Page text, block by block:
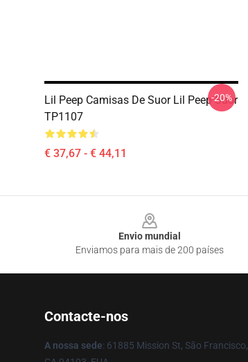
Lil Peep Camisas De Suor Lil Peep Suor
TP1107
€ 37,67 - € 44,11
-20%
Envio mundial
Enviamos para mais de 200 países
Contacte-nos
A nossa sede: 61885 Mission St, São Francisco,